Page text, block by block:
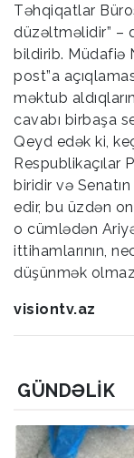
Təhqiqatlar
düzəltməlidir” –
bildirib. Müdafiə
post”a
məktub
cavabı birbaşa
Qeyd edək ki,
Respublikaçılar
biridir və
edir, bu üzdən
o cümlədən
ittihamlarının,
düşünmək
visiontv.az
GÜNDƏLIK